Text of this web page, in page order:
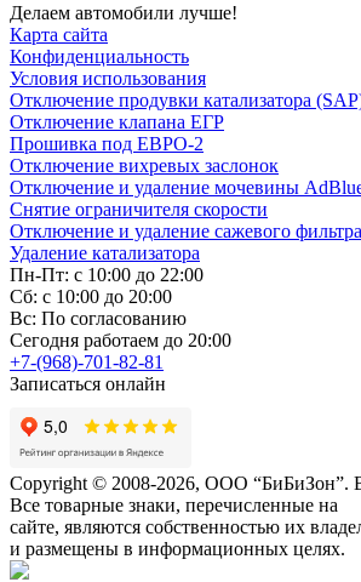
Делаем автомобили лучше!
Карта сайта
Конфиденциальность
Условия использования
Отключение продувки катализатора
Отключение клапана ЕГР
Прошивка под ЕВРО-2
Отключение вихревых заслонок
Отключение и удаление мочевины
Снятие ограничителя скорости
Отключение и удаление сажевого
Удаление катализатора
Пн-Пт: с 10:00 до 22:00
Сб: с 10:00 до 20:00
Вс: По согласованию
Сегодня работаем до 20:00
+7-(968)-701-82-81
Записаться онлайн
Copyright © 2008-2026, ООО “БиБиЗон”.
Все товарные знаки, перечисленные на
сайте, являются собственностью их
и размещены в информационных целях.